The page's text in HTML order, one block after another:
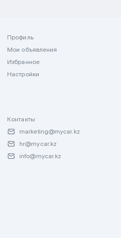
Профиль
Мои объявления
Избранное
Настройки
Контакты
marketing@mycar.kz
hr@mycar.kz
info@mycar.kz